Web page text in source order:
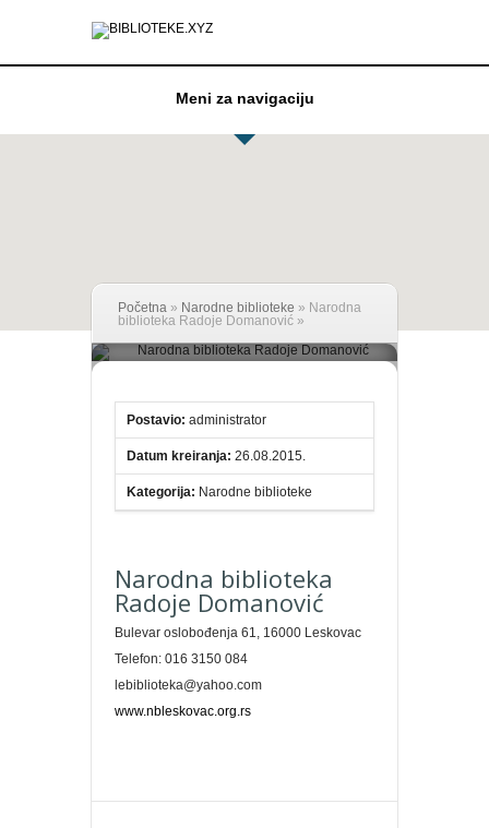
Meni za navigaciju
Početna » Narodne biblioteke » Narodna
biblioteka Radoje Domanović »
Radoje Domanović
Postavio: administrator
Datum kreiranja: 26.08.2015.
Kategorija: Narodne biblioteke
Narodna biblioteka
Radoje Domanović
Bulevar oslobođenja 61, 16000 Leskovac
Telefon: 016 3150 084
lebiblioteka@yahoo.com
www.nbleskovac.org.rs